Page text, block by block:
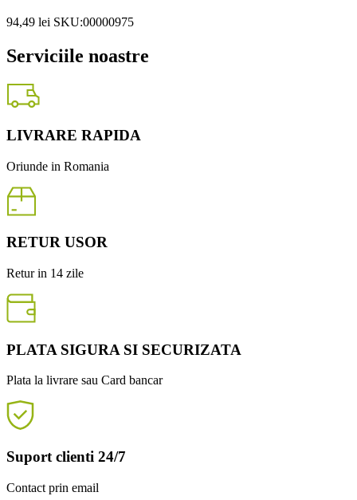
94,49 lei SKU:00000975
Serviciile noastre
LIVRARE RAPIDA
Oriunde in Romania
RETUR USOR
Retur in 14 zile
PLATA SIGURA SI SECURIZATA
Plata la livrare sau Card bancar
Suport clienti 24/7
Contact prin email